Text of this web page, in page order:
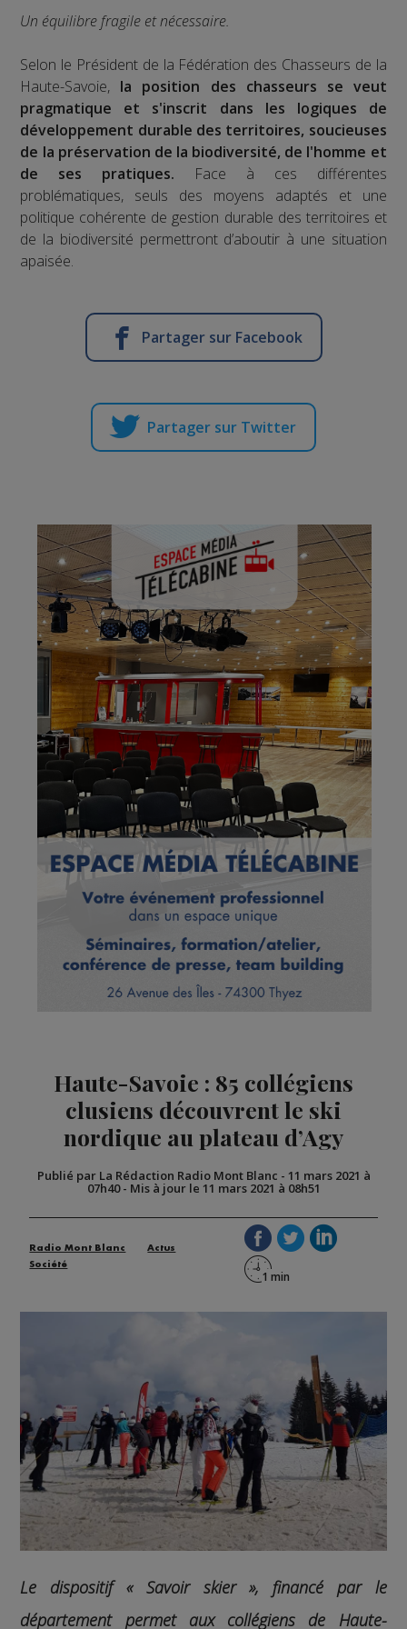
Un équilibre fragile et nécessaire.
Selon le Président de la Fédération des Chasseurs de la
Haute-Savoie, la position des chasseurs se veut
pragmatique et s'inscrit dans les logiques de
développement durable des territoires, soucieuses
de la préservation de la biodiversité, de l'homme et
de ses pratiques. Face à ces différentes
problématiques, seuls des moyens adaptés et une
politique cohérente de gestion durable des territoires et
de la biodiversité permettront d’aboutir à une situation
apaisée.
Partager sur Facebook
Partager sur Twitter
Haute-Savoie : 85 collégiens
clusiens découvrent le ski
nordique au plateau d’Agy
Publié par La Rédaction Radio Mont Blanc - 11 mars 2021 à
07h40- Mis à jour le 11 mars 2021 à 08h51
Radio Mont Blanc
Actus
Société
Le dispositif « Savoir skier », financé par le
département permet aux collégiens de Haute-